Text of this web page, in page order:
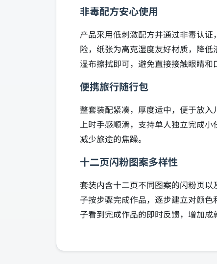
非毒配方安心使用
产品采用低刺激配方并通过非毒认
险，纸张为高克湿度友好材质，降
湿布擦拭即可，避免直接接触眼睛和
便携旅行随行包
整套装配紧凑，厚度适中，便于放
上时手感顺滑，支持单人独立完成
减少旅途的焦躁。
十二页闪粉图案多样性
套装内含十二页不同图案的闪粉页
子按步骤完成作品，逐步建立对颜
子看到完成作品的即时反馈，增加成